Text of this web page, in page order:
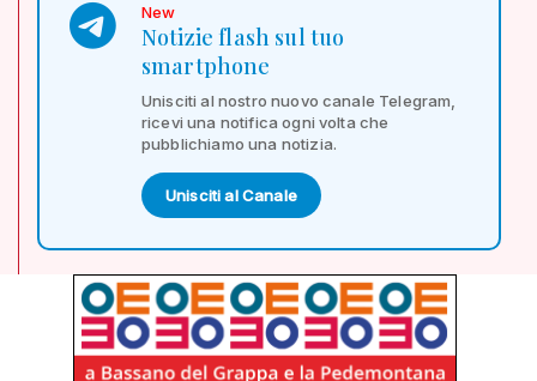
New
Notizie flash sul tuo
smartphone
Unisciti al nostro nuovo canale Telegram,
ricevi una notifica ogni volta che
pubblichiamo una notizia.
Unisciti al Canale